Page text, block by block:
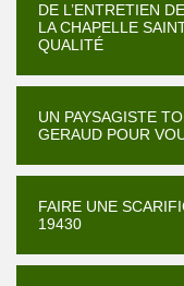
DE L’ENTRETIEN
LA CHAPELLE
QUALITÉ
UN PAYSAGISTE
GERAUD POUR
FAIRE UNE
19430